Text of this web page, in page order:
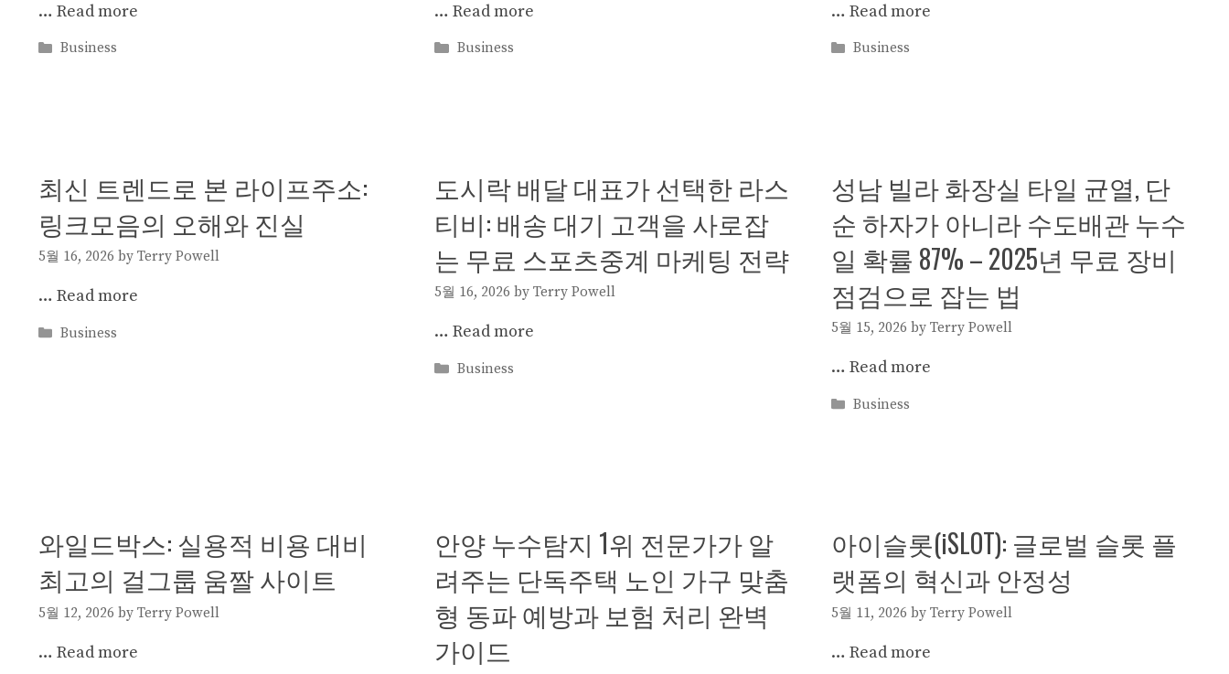
… Read more
Categories
Business
…Read more
Categories
Business
… Read more
Categories
Business
최신 트렌드로 본 라이프주소:
링크모음의 오해와 진실
5월 16, 2026 by Terry Powell
… Read more
Categories
Business
도시락 배달 대표가 선택한 라스
티비: 배송 대기 고객을 사로잡
는 무료 스포츠중계 마케팅 전략
5월 16, 2026 byTerry Powell
…Read more
Categories
Business
성남 빌라 화장실 타일 균열, 단
순 하자가 아니라 수도배관 누수
일 확률 87% – 2025년 무료 장비
점검으로 잡는 법
5월 15, 2026 by Terry Powell
… Read more
Categories
Business
와일드박스: 실용적 비용 대비
최고의 걸그룹 움짤 사이트
5월 12, 2026 by Terry Powell
… Read more
안양 누수탐지 1위 전문가가 알
려주는 단독주택 노인 가구 맞춤
형 동파 예방과 보험 처리 완벽
가이드
아이슬롯(iSLOT): 글로벌 슬롯 플
랫폼의 혁신과 안정성
5월 11, 2026 by Terry Powell
… Read more